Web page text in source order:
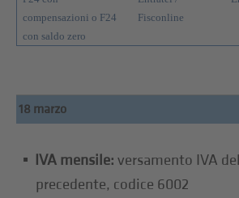
compensazioni o F24
con saldo zero
Fisconline
18 marzo
IVA mensile:versamento IVA
precedente, codice 6002